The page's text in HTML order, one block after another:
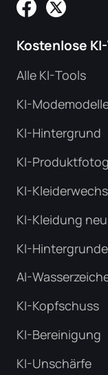
Kostenlose
Alle KI-Tools
KI-
KI-Hintergrund
KI-
KI-
KI-Kleidung
KI-
AI-
KI-Kopfschuss
KI-Bereinigung
KI-Unschärfe